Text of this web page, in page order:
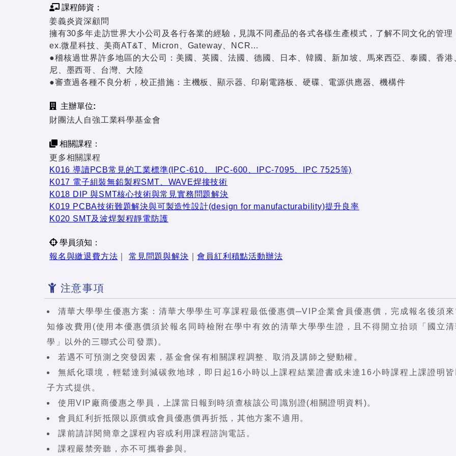
課程師資：
姜義炎資深顧問
擁有30多年走訪世界大小公司及各行各業的經驗，見識不同產品的各式各樣生產模式，了解不同文化的管理
ex.微星科技、美商AT&T、Micron、Gateway、NCR…
●稽核過世界許多地區的大公司：美國、英國、法國、德國、日本、韓國、新加坡、馬來西亞、泰國、香港
尼、墨西哥、台灣、大陸
●審查過各種不良分析，校正措施：主機板、顯示器、印刷電路板、硬碟、電源供應器、機構件
主辦單位:
財團法人自強工業科學基金會
相關課程：
更多相關課程
K016 導讀PCB常見的工業標準(IPC-610、 IPC-600、IPC-7095、IPC 7525等)
K017 電子組裝無鉛製程SMT、WAVE焊接技術
K018 DIP 與SMT核心技術與常見實務問題解決
K019 PCBA技術難題解決與可製造性設計(design for manufacturability)提升良率
K020 SMT及波焊製程靜電防護
學員須知：
報名與繳退費方法 ｜常見問題與解決 ｜會員紅利積點活動辦法
注意事項
清華大學學生優惠方案：清華大學學生可享課程最低優惠價─VIP企業會員優惠價，完成報名後須
知修改費用(使用本優惠價須於報名同時檢附在學中有效的清華大學學生證，且不得開立抬頭「國立
學」以外的三聯式公司發票)。
若遇不可預測之突發因素，基金會保有相關課程調整、取消及講師之變動權。
無紙化環境，輕鬆達到減碳救地球，即日起16小時以上課程結業證書或未達16小時課程上課證明
子方式提供。
使用VIP廠商優惠之學員，上課當日報到時須查核該公司識別證(相關證明資料)。
會員紅利折抵限以原價或會員優惠價再折抵，其他方案不適用。
課前請詳閱簡章之課程內容或利用課程諮詢電話。
課程嚴禁旁聽，亦不可攜眷參與。